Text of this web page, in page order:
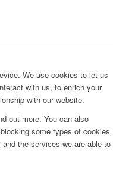
We use cookies to let us
with us, to enrich your
with our website.
out more. You can also
some types of cookies
the services we are able to